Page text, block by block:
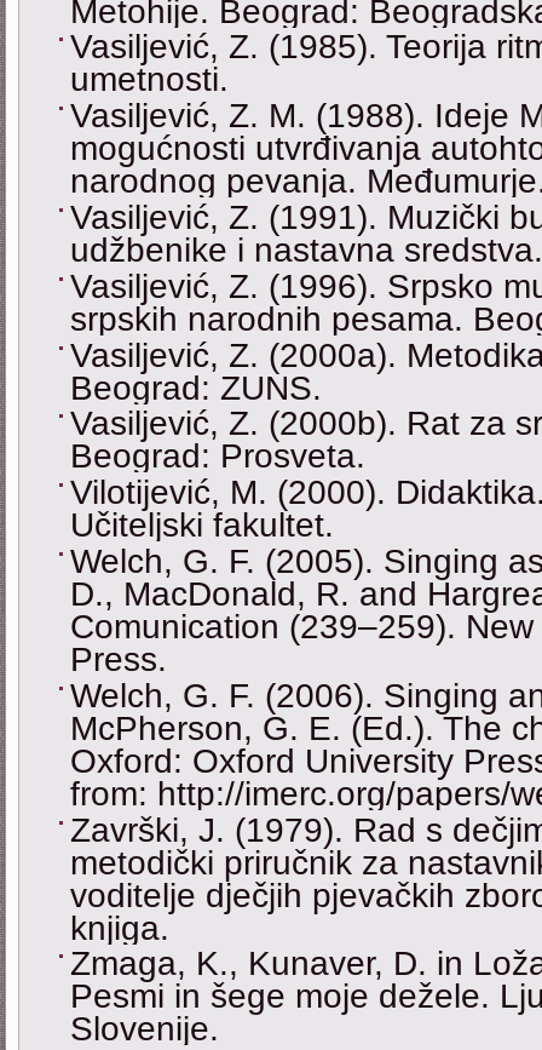
Metohije. Beograd:
Vasiljević, Z. (1985). Teorija
umetnosti.
Vasiljević, Z. M. (1988). Ideje
mogućnosti utvrđivanja
narodnog pevanja.
Vasiljević, Z. (1991). Muzički
udžbenike i nastavna sredstva.
Vasiljević, Z. (1996). Srpsko
srpskih narodnih pesama.
Vasiljević, Z. (2000a).
Beograd: ZUNS.
Vasiljević, Z. (2000b). Rat za
Beograd: Prosveta.
Vilotijević, M. (2000).
Učiteljski fakultet.
Welch, G. F. (2005). Singing
D., MacDonald, R. and
Comunication (239–259).
Press.
Welсh, G. F. (2006). Singing
McPherson, G. E. (Ed.). The
Oxford: Oxford University
from: http://imerc.org/papers/
Završki, J. (1979). Rad s
metodički priručnik za
voditelje dječjih pjevačkih
knjiga.
Zmaga, K., Kunaver, D. in
Pesmi in šege moje dežele.
Slovenije.